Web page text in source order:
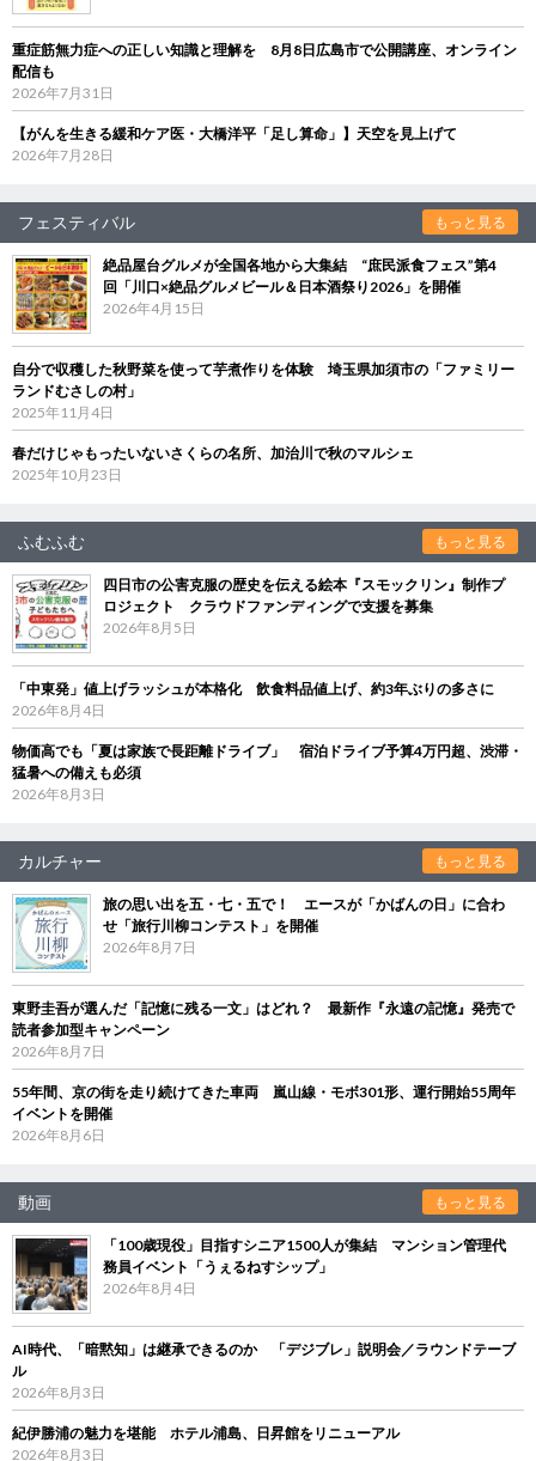
重症筋無力症への正しい知識と理解を 8月8日広島市で公開講座、オンライン
配信も
2026年7月31日
【がんを生きる緩和ケア医・大橋洋平「足し算命」】天空を見上げて
2026年7月28日
フェスティバル もっと見る
絶品屋台グルメが全国各地から大集結 “庶民派食フェス”第4
回「川口×絶品グルメビール＆日本酒祭り2026」を開催
2026年4月15日
自分で収穫した秋野菜を使って芋煮作りを体験 埼玉県加須市の「ファミリー
ランドむさしの村」
2025年11月4日
春だけじゃもったいないさくらの名所、加治川で秋のマルシェ
2025年10月23日
ふむふむ もっと見る
四日市の公害克服の歴史を伝える絵本『スモックリン』制作プ
ロジェクト クラウドファンディングで支援を募集
2026年8月5日
「中東発」値上げラッシュが本格化 飲食料品値上げ、約3年ぶりの多さに
2026年8月4日
物価高でも「夏は家族で長距離ドライブ」 宿泊ドライブ予算4万円超、渋滞・
猛暑への備えも必須
2026年8月3日
カルチャー もっと見る
旅の思い出を五・七・五で！ エースが「かばんの日」に合わ
せ「旅行川柳コンテスト」を開催
2026年8月7日
東野圭吾が選んだ「記憶に残る一文」はどれ？ 最新作『永遠の記憶』発売で
読者参加型キャンペーン
2026年8月7日
55年間、京の街を走り続けてきた車両 嵐山線・モボ301形、運行開始55周年
イベントを開催
2026年8月6日
動画 もっと見る
「100歳現役」目指すシニア1500人が集結 マンション管理代
務員イベント「うぇるねすシップ」
2026年8月4日
AI時代、「暗黙知」は継承できるのか 「デジブレ」説明会／ラウンドテーブ
ル
2026年8月3日
紀伊勝浦の魅力を堪能 ホテル浦島、日昇館をリニューアル
2026年8月3日